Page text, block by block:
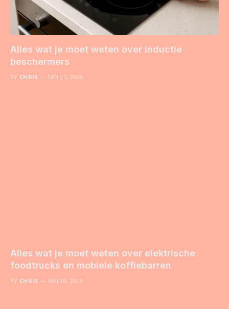
Alles wat je moet weten over inductie
beschermers
BY CHRIS MEI 25, 2026
Alles wat je moet weten over elektrische
foodtrucks en mobiele koffiebarren
BY CHRIS MEI 18, 2026